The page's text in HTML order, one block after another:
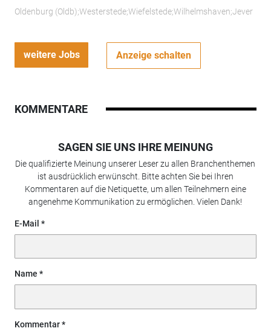
Oldenburg (Oldb);Westerstede;Wiefelstede;Wilhelmshaven;Jever
weitere Jobs Anzeige schalten
KOMMENTARE
SAGEN SIE UNS IHRE MEINUNG
Die qualifizierte Meinung unserer Leser zu allen Branchenthemen
ist ausdrücklich erwünscht. Bitte achten Sie bei Ihren
Kommentaren auf die Netiquette, um allen Teilnehmern eine
angenehme Kommunikation zu ermöglichen. Vielen Dank!
E-Mail
Name
Kommentar